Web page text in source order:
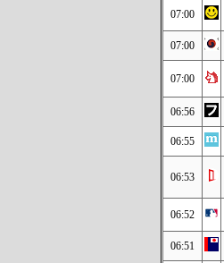
07:00
07:00
07:00
06:56
06:55
06:53
06:52
06:51